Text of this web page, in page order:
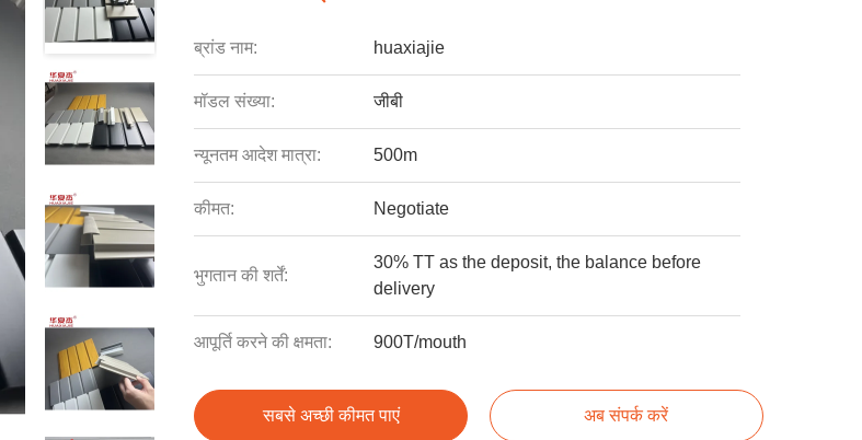
ब्रांड नाम: huaxiajie
मॉडल संख्या: जीबी
न्यूनतम आदेश मात्रा: 500m
कीमत: Negotiate
भुगतान की शर्तें:
30% TT as the deposit, the balance before
delivery
आपूर्ति करने की क्षमता: 900T/mouth
सबसे अच्छी कीमत पाएं अब संपर्क करें